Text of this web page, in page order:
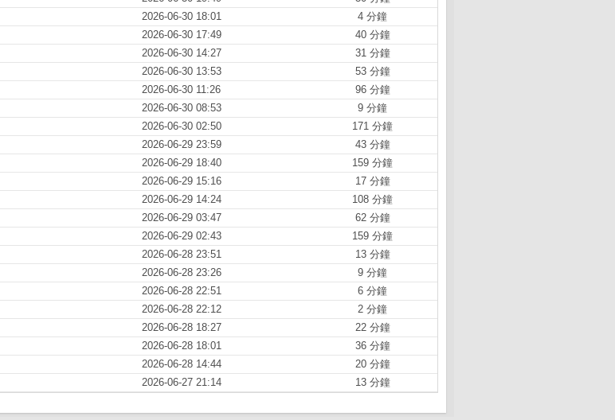
2026-06-30 18:01
4 分鐘
2026-06-30 17:49
40 分鐘
2026-06-30 14:27
31 分鐘
2026-06-30 13:53
53 分鐘
2026-06-30 11:26
96 分鐘
2026-06-30 08:53
9 分鐘
2026-06-30 02:50
171 分鐘
2026-06-29 23:59
43 分鐘
2026-06-29 18:40
159 分鐘
2026-06-29 15:16
17 分鐘
2026-06-29 14:24
108 分鐘
2026-06-29 03:47
62 分鐘
2026-06-29 02:43
159 分鐘
2026-06-28 23:51
13 分鐘
2026-06-28 23:26
9 分鐘
2026-06-28 22:51
6 分鐘
2026-06-28 22:12
2 分鐘
2026-06-28 18:27
22 分鐘
2026-06-28 18:01
36 分鐘
2026-06-28 14:44
20 分鐘
2026-06-27 21:14 13 分鐘